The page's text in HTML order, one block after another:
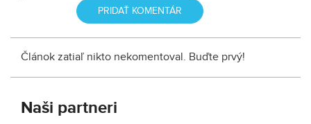
Článok zatiaľ nikto nekomentoval. Buďte prvý!
Naši partneri